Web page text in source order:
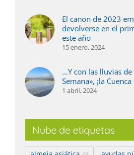
El canon de 2023
devolverse en el
este año
15 enero, 2024
…Y con las lluvias de
Semana», ¡la
1 abril, 2024
Nube de etiquetas